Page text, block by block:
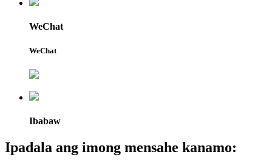
WeChat
WeChat
Ibabaw
Ipadala ang imong mensahe kanamo: